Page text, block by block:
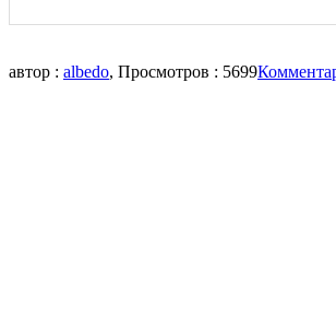
автор : albedo, Просмотров : 5699